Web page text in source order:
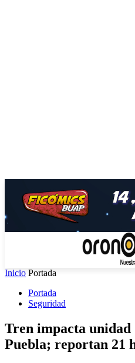
Inicio Portada
Portada
Seguridad
Tren impacta unidad
Puebla; reportan 21